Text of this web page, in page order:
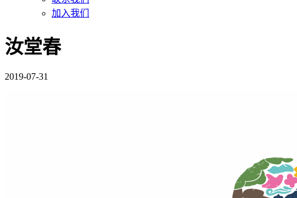
加入我们
汝堂春
2019-07-31